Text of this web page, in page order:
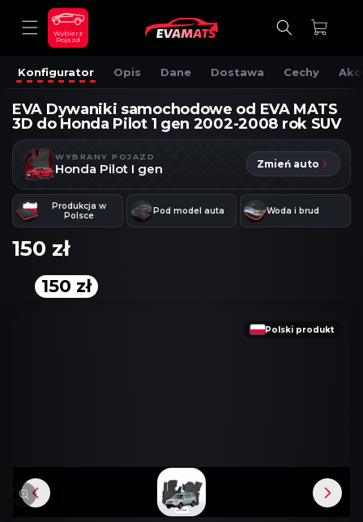
TREŚCI
Wybierz
Pojazd
Koszyk
Konfigurator Opis Dane Dostawa Cechy
EVA Dywaniki samochodowe od EVA MATS
3D do Honda Pilot 1 gen 2002-2008 rok SUV
WYBRANY POJAZD
Honda Pilot I gen Zmień auto
Produkcja w
Polsce
Pod model auta Woda i brud
150 zł
150 zł
Polski produkt
ABY